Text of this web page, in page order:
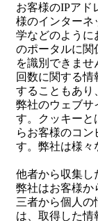
お客様のIPアド
様のインターネ
学などのように
のポータルに関
を識別できま
回数に関する情
することもあり
弊社のウェブサ
す。クッキーと
らお客様のコ
す。弊社は様々
他者から収集し
弊社はお客様か
三者から個人の
は、取得した情